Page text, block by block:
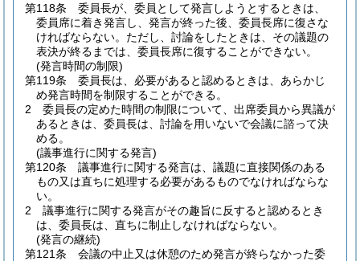
第118条
委員長が、委員として発言しようとするときは、
委員席に着き発言し、発言が終った後、委員長席に復さな
ければならない。 ただし、討論をしたときは、その議題の
表決が終るまでは、委員長席に復することができない。
(発言時間の制限)
第119条
委員長は、必要があると認めるときは、あらかじ
め発言時間を制限することができる。
2
委員長の定めた時間の制限について、出席委員から異議が
あるときは、委員長は、討論を用いないで会議に諮って決
める。
(議事進行に関する発言)
第120条
議事進行に関する発言は、議題に直接関係のある
もの又は直ちに処理する必要があるものでなければならな
い。
2
議事進行に関する発言がその趣旨に反すると認めるとき
は、委員長は、直ちに制止しなければならない。
(発言の継続)
第121条
会議の中止又は休憩のため発言が終らなかった委